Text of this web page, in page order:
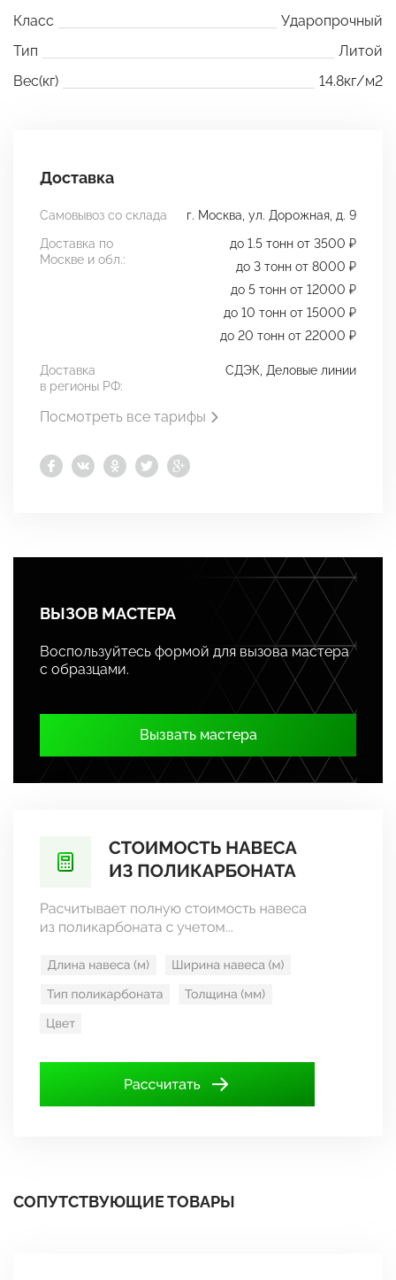
Класс
Ударопрочный
Тип
Литой
Вес(кг)
14.8кг/м2
Доставка
Самовывоз со склада
г. Москва, ул. Дорожная, д. 9
Доставка по
Москве и обл.:
до 1.5 тонн от 3500 ₽
до 3 тонн от 8000 ₽
до 5 тонн от 12000 ₽
до 10 тонн от 15000 ₽
до 20 тонн от 22000 ₽
Доставка
в регионы РФ:
СДЭК, Деловые линии
Посмотреть все тарифы
ВЫЗОВ МАСТЕРА
Воспользуйтесь формой для вызова мастера
с образцами.
Вызвать мастера
СОПУТСТВУЮЩИЕ ТОВАРЫ